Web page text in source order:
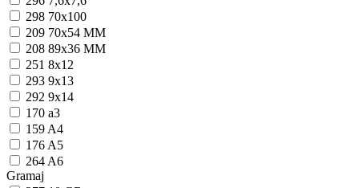
298 70x100
209 70x54 MM
208 89x36 MM
251 8x12
293 9x13
292 9x14
170 a3
159 A4
176 A5
264 A6
Gramaj